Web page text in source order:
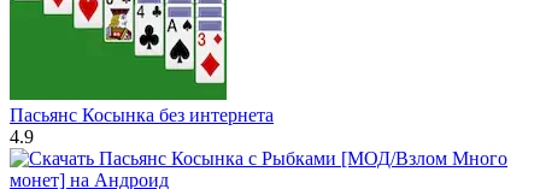
Пасьянс Косынка без интернета
4.9